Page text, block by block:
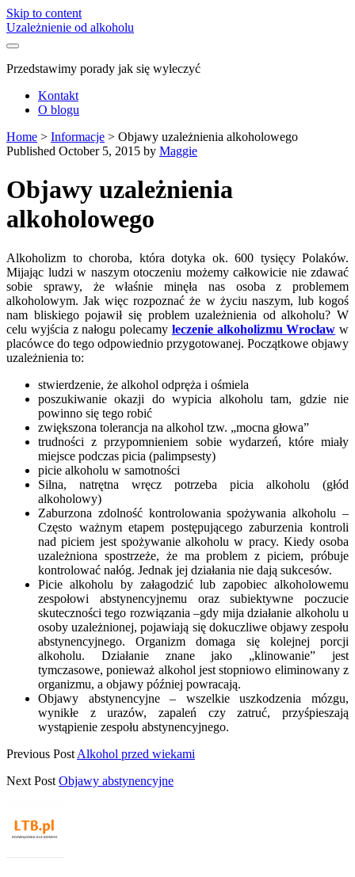
Skip to content
Uzależnienie od alkoholu
Przedstawimy porady jak się wyleczyć
Kontakt
O blogu
Home > Informacje > Objawy uzależnienia alkoholowego
Published October 5, 2015 by Maggie
Objawy uzależnienia
alkoholowego
Alkoholizm to choroba, która dotyka ok. 600 tysięcy Polaków.
Mijając ludzi w naszym otoczeniu możemy całkowicie nie zdawać
sobie sprawy, że właśnie minęła nas osoba z problemem
alkoholowym. Jak więc rozpoznać że w życiu naszym, lub kogoś
nam bliskiego pojawił się problem uzależnienia od alkoholu? W
celu wyjścia z nałogu polecamy leczenie alkoholizmu Wrocław w
placówce do tego odpowiednio przygotowanej. Początkowe objawy
uzależnienia to:
stwierdzenie, że alkohol odpręża i ośmiela
poszukiwanie okazji do wypicia alkoholu tam, gdzie nie
powinno się tego robić
zwiększona tolerancja na alkohol tzw. „mocna głowa”
trudności z przypomnieniem sobie wydarzeń, które miały
miejsce podczas picia (palimpsesty)
picie alkoholu w samotności
Silna, natrętna wręcz potrzeba picia alkoholu (głód
alkoholowy)
Zaburzona zdolność kontrolowania spożywania alkoholu –
Często ważnym etapem postępującego zaburzenia kontroli
nad piciem jest spożywanie alkoholu w pracy. Kiedy osoba
uzależniona spostrzeże, że ma problem z piciem, próbuje
kontrolować nałóg. Jednak jej działania nie dają sukcesów.
Picie alkoholu by załagodzić lub zapobiec alkoholowemu
zespołowi abstynencyjnemu oraz subiektywne poczucie
skuteczności tego rozwiązania –gdy mija działanie alkoholu u
osoby uzależnionej, pojawiają się dokuczliwe objawy zespołu
abstynencyjnego. Organizm domaga się kolejnej porcji
alkoholu. Działanie znane jako „klinowanie” jest
tymczasowe, ponieważ alkohol jest stopniowo eliminowany z
organizmu, a objawy później powracają.
Objawy abstynencyjne – wszelkie uszkodzenia mózgu,
wynikłe z urazów, zapaleń czy zatruć, przyśpieszają
wystąpienie zespołu abstynencyjnego.
Previous Post Alkohol przed wiekami
Next Post Objawy abstynencyjne